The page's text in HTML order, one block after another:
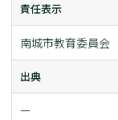
責任表示
南城市教育委員会
出典
ー